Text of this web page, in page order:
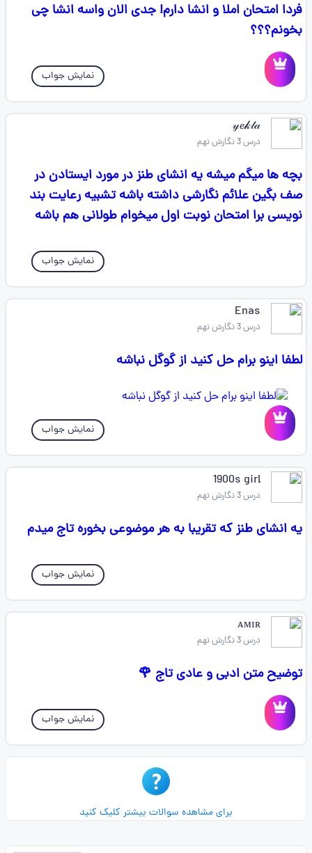
فردا امتحان املا و انشا دارم! جدی الان واسه انشا چی
بخونم؟؟؟
نمایش جواب
𝓎𝓮𝓀𝓉𝒶
درس 3 نگارش نهم
بچه ها میگم میشه یه انشای طنز در مورد ایستادن در
صف بگین علائم نگارشی داشته باشه تشبیه رعایت بند
نویسی برا امتحان نوبت اول میخوام طولانی هم باشه
نمایش جواب
Enas
درس 3 نگارش نهم
لطفا اینو برام حل کنید از گوگل نباشه
نمایش جواب
1900s girl
درس 3 نگارش نهم
یه انشای طنز که تقریبا به هر موضوعی بخوره تاج میدم
نمایش جواب
ᴀᴍɪʀ ‌‌ ‌
درس 3 نگارش نهم
توضیح متن ادبی و عادی تاج 🌹
نمایش جواب
برای مشاهده سوالات بیشتر کلیک کنید